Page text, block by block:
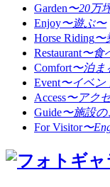
Garden〜20万
Enjoy〜遊ぶ〜
Horse Riding〜
Restaurant〜食
Comfort〜泊ま
Event〜イベン
Access〜アク
Guide〜施設
For Visitor〜